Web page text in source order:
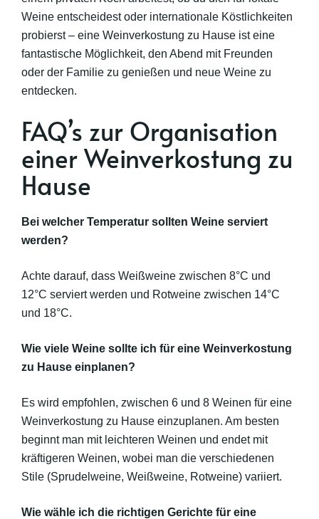
Weine entscheidest oder internationale Köstlichkeiten
probierst – eine Weinverkostung zu Hause ist eine
fantastische Möglichkeit, den Abend mit Freunden
oder der Familie zu genießen und neue Weine zu
entdecken.
FAQ’s zur Organisation
einer Weinverkostung zu
Hause
Bei welcher Temperatur sollten Weine serviert
werden?
Achte darauf, dass Weißweine zwischen 8°C und
12°C serviert werden und Rotweine zwischen 14°C
und 18°C.
Wie viele Weine sollte ich für eine Weinverkostung
zu Hause einplanen?
Es wird empfohlen, zwischen 6 und 8 Weinen für eine
Weinverkostung zu Hause einzuplanen. Am besten
beginnt man mit leichteren Weinen und endet mit
kräftigeren Weinen, wobei man die verschiedenen
Stile (Sprudelweine, Weißweine, Rotweine) variiert.
Wie wähle ich die richtigen Gerichte für eine